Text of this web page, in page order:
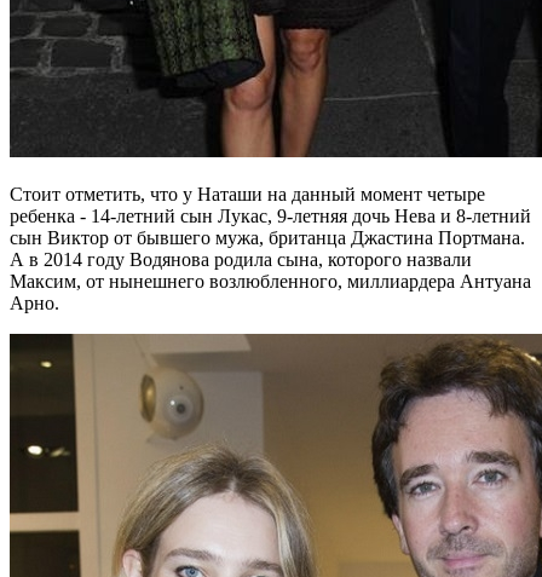
Стоит отметить, что у Наташи на данный момент четыре
ребенка - 14-летний сын Лукас, 9-летняя дочь Нева и 8-летний
сын Виктор от бывшего мужа, британца Джастина Портмана.
А в 2014 году Водянова родила сына, которого назвали
Максим, от нынешнего возлюбленного, миллиардера Антуана
Арно.